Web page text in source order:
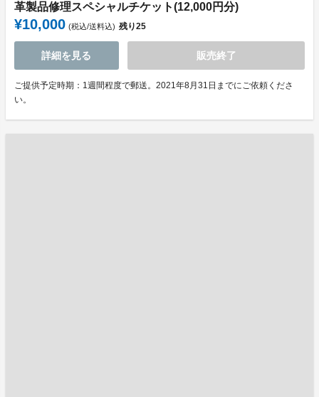
革製品修理スペシャルチケット(12,000円分)
¥10,000 (税込/送料込) 残り25
詳細を見る 販売終了
ご提供予定時期：1週間程度で郵送。2021年8月31日までにご依頼くださ
い。